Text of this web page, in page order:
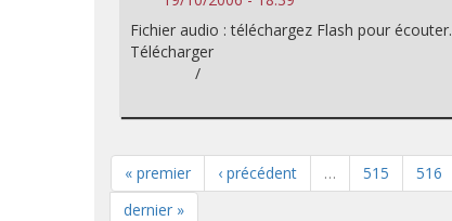
Fichier audio : téléchargez Flash pour écouter.
Télécharger
/
« premier ‹ précédent … 515 516
dernier »